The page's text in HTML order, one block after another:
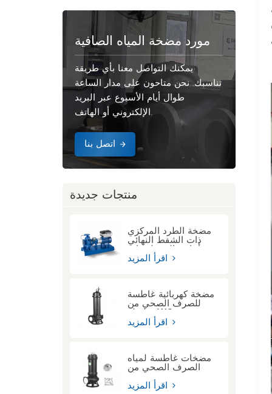
مورد مضخة المياه الصافية
يمكنك التواصل معنا بأي طريقة
تناسبك. نحن متاحون على مدار الساعة
طوال أيام الأسبوع عبر البريد
الإلكتروني أو الهاتف.
اتصل بنا
منتجات جديدة
مضخة الطرد المركزي
ذات الشفط النهائي
أحادي المرحلة ذات
الوصلة الممتدة KSB
ETN
مضخة كهربائية غاطسة
للصرف الصحي من
سلسلة WQ
مضخات غاطسة لمياه
الصرف الصحي من
سلسلة ASWQ مزودة
بجهاز قطع